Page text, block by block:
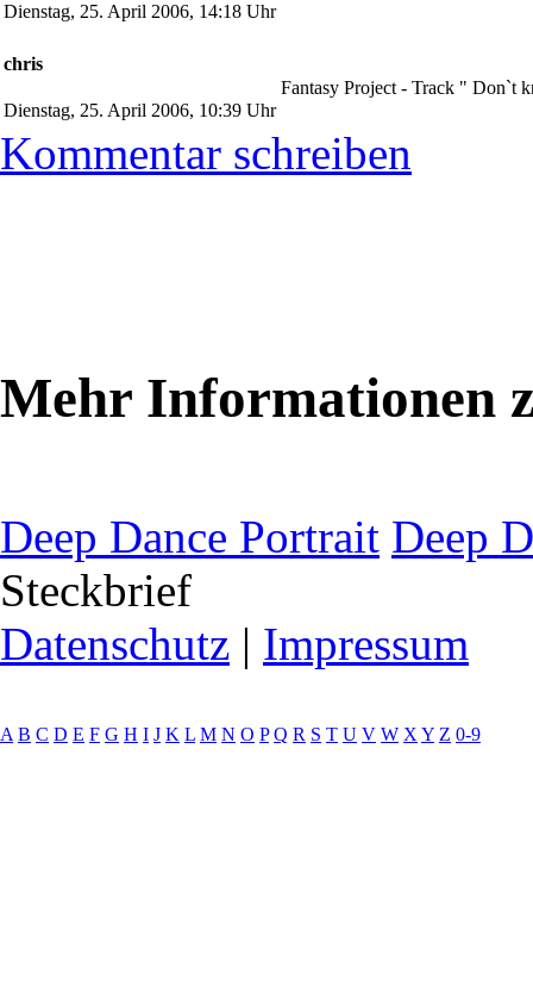
Dienstag, 25. April 2006, 14:18 Uhr
chris
Dienstag, 25. April 2006, 10:39 Uhr
Fantasy Project - Track " Don`t
Kommentar schreiben
Mehr Informationen
Deep Dance Portrait Deep
Steckbrief
Datenschutz | Impressum
A B C D E F G H I J K L M N O P Q R S T U V W X Y Z 0-9